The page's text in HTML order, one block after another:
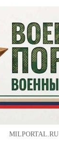
MILPORTAL.RU